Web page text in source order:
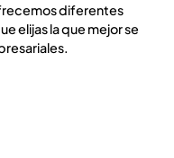
diferentes
elijas la que mejor se